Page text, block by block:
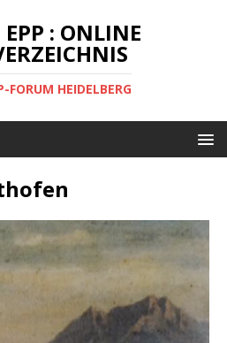
EPP : ONLINE
FORUM HEIDELBERG